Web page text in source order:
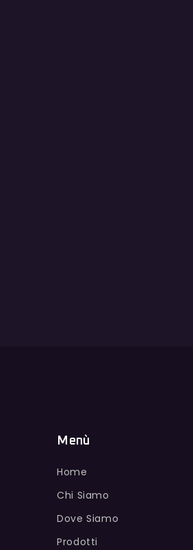
Menù
Home
Chi Siamo
Dove Siamo
Prodotti